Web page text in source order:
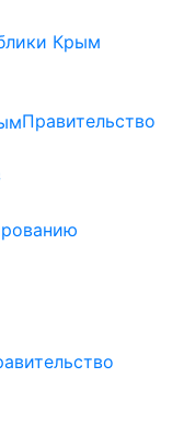
Правительство